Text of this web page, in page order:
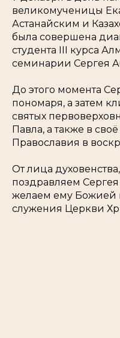
великомученицы
Астанайским и
была совершена
студента III курса
семинарии Сергея
До этого момента
пономаря, а затем
святых
Павла, а также в
Православия в
От лица
поздравляем
желаем ему
служения Церкви